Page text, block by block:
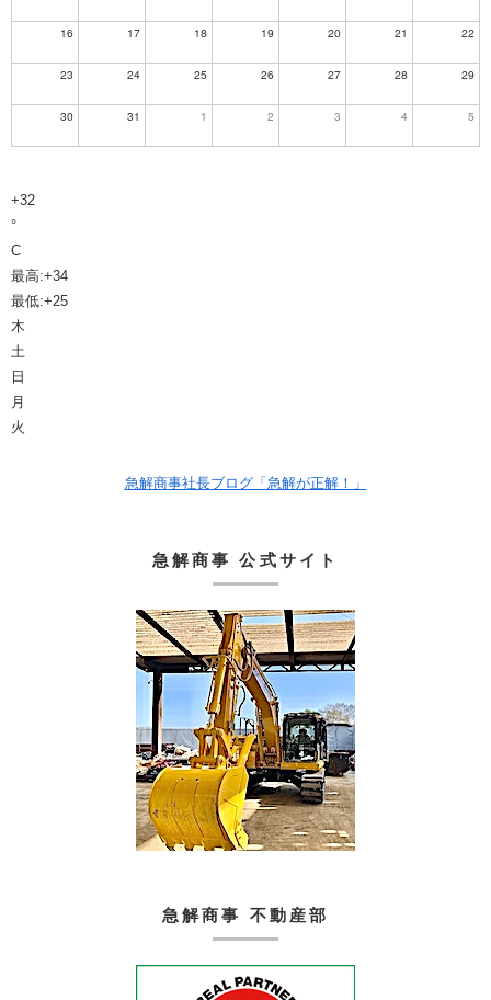
16 17 18 19 20 21 22
23 24 25 26 27 28 29
30 31 1 2 3 4 5
+32
°
C
最高:+34
最低:+25
木
土
日
月
火
急解商事社長ブログ「急解が正解！」
急解商事 公式サイト
急解商事 不動産部